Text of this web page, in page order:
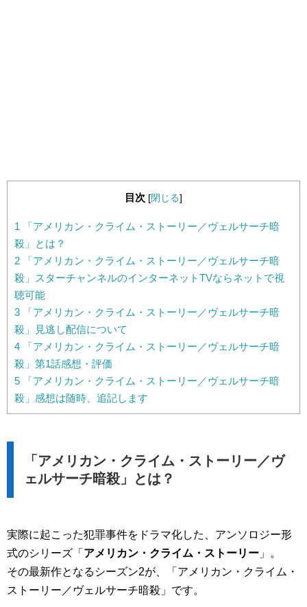
目次 [閉じる]
1 「アメリカン・クライム・ストーリー／ヴェルサーチ暗
殺」とは？
2 「アメリカン・クライム・ストーリー／ヴェルサーチ暗
殺」スターチャンネルのインターネットTVならネットで視
聴可能
3 「アメリカン・クライム・ストーリー／ヴェルサーチ暗
殺」見逃し配信について
4 「アメリカン・クライム・ストーリー／ヴェルサーチ暗
殺」第1話感想・評価
5 「アメリカン・クライム・ストーリー／ヴェルサーチ暗
殺」感想は随時、追記します
「アメリカン・クライム・ストーリー／ヴ
ェルサーチ暗殺」とは？
実際に起こった犯罪事件をドラマ化した、アンソロジー形
式のシリーズ「 アメリカン・クライム・ストーリー 」。
その最新作となるシーズン2が、「アメリカン・クライム・
ストーリー／ヴェルサーチ暗殺」です。